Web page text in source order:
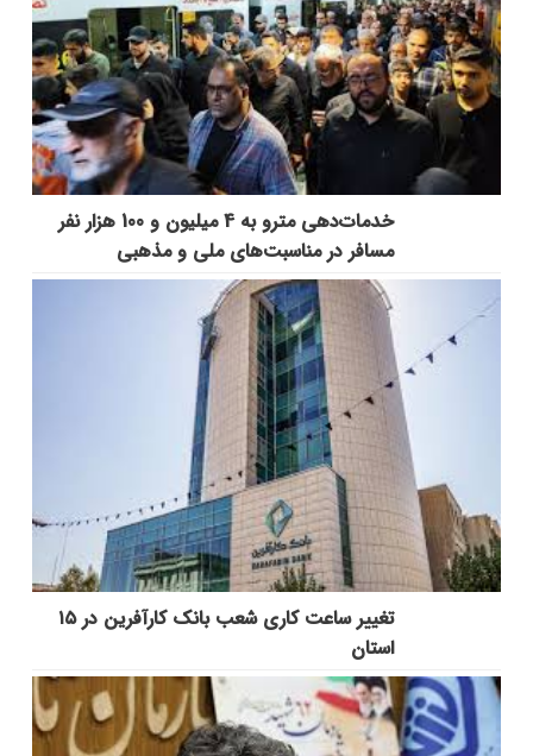
خدمات‌دهي مترو به 4 ميليون و 100 هزار نفر
مسافر در مناسبت‌هاي ملي و مذهبي
تغییر ساعت کاری شعب بانک کارآفرین در ۱۵
استان